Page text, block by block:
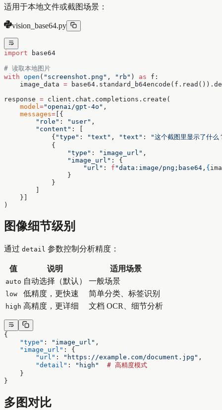
适用于本地文件或截图场景：
vision_base64.py
import base64
# 读取本地图片
with open ( "screenshot.png" , "rb" ) as f:
    image_data
=
response = client.chat.completions.create(
    model
="openai/gpt-4o" ,
    messages
= [{
        "role"
: "user" ,
        "content"
: [
            {
"type" : "text" , "text" :
"这个截图里显示了什么
            {
                "type"
: "image_url" ,
                "image_url"
: {
                    "url"
: f "data:image/png;base64, {
                }
            }
        ]
    }]
)
图像细节级别
通过 detail 参数控制分析精度：
值 说明 适用场景
auto 自动选择（默认） 一般场景
low 低精度，更快速 简单分类、标签识别
high 高精度，更详细 文档 OCR、细节分析
{
    "type"
: "image_url" ,
    "image_url"
: {
        "url"
: "https://example.com/document.jpg" ,
        "detail"
: "high"
  #
高精度模式
    }
}
多图对比